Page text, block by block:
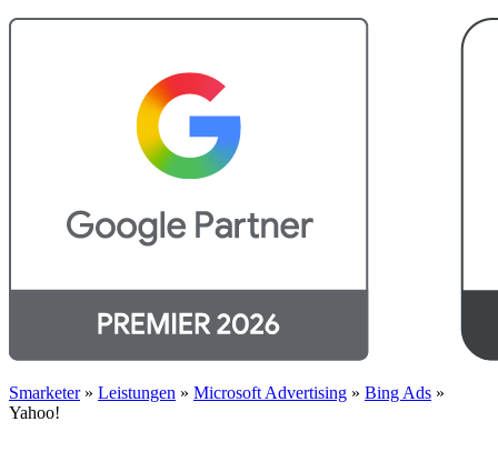
Smarketer» Leistungen » Microsoft Advertising » Bing Ads »
Yahoo!